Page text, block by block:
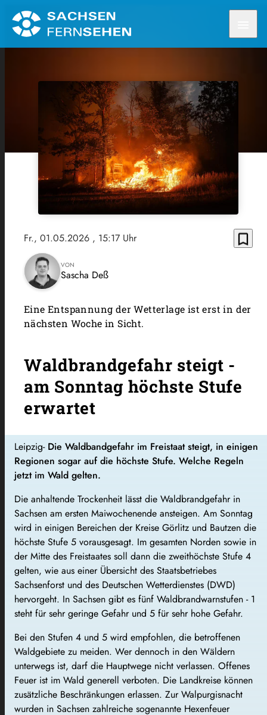
Fr., 01.05.2026 , 15:17 Uhr bookmark_border
VON
Sascha Deß
Eine Entspannung der Wetterlage ist erst in der
nächsten Woche in Sicht.
Waldbrandgefahr steigt -
am Sonntag höchste Stufe
erwartet
Leipzig- Die Waldbandgefahr im Freistaat steigt, in einigen
Regionen sogar auf die höchste Stufe. Welche Regeln
jetzt im Wald gelten.
Die anhaltende Trockenheit lässt die Waldbrandgefahr in
Sachsen am ersten Maiwochenende ansteigen. Am Sonntag
wird in einigen Bereichen der Kreise Görlitz und Bautzen die
höchste Stufe 5 vorausgesagt. Im gesamten Norden sowie in
der Mitte des Freistaates soll dann die zweithöchste Stufe 4
gelten, wie aus einer Übersicht des Staatsbetriebes
Sachsenforst und des Deutschen Wetterdienstes (DWD)
hervorgeht. In Sachsen gibt es fünf Waldbrandwarnstufen - 1
steht für sehr geringe Gefahr und 5 für sehr hohe Gefahr.
Bei den Stufen 4 und 5 wird empfohlen, die betroffenen
Waldgebiete zu meiden. Wer dennoch in den Wäldern
unterwegs ist, darf die Hauptwege nicht verlassen. Offenes
Feuer ist im Wald generell verboten. Die Landkreise können
zusätzliche Beschränkungen erlassen. Zur Walpurgisnacht
wurden in Sachsen zahlreiche sogenannte Hexenfeuer